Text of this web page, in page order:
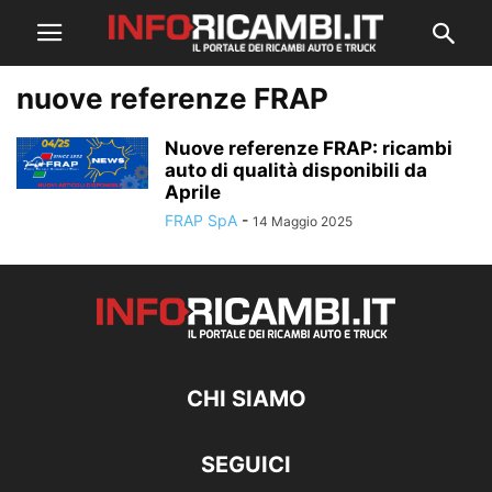
nuove referenze FRAP
Nuove referenze FRAP: ricambi
auto di qualità disponibili da
Aprile
FRAP SpA - 14 Maggio 2025
CHI SIAMO
SEGUICI